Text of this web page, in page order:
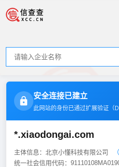
安全连接已建立
此网站的身份已通过扩展验证（
*.xiaodongai.com
主体信息：北京小懂科技有限公司
统一社会信用代码：